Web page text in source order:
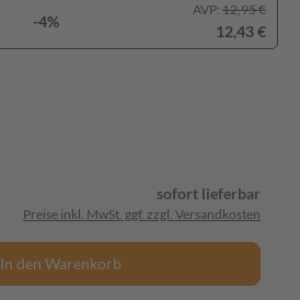
-4%
AVP: 12,95 €
12,43 €
sofort lieferbar
Preise inkl. MwSt. ggf. zzgl. Versandkosten
In den Warenkorb